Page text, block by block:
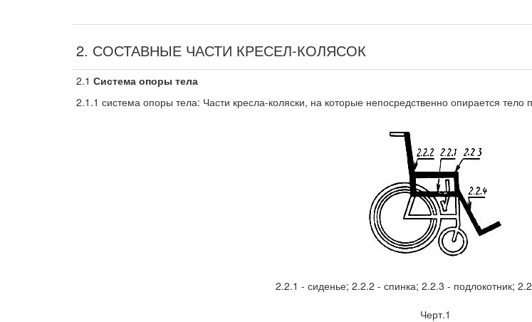
2. СОСТАВНЫЕ ЧАСТИ КРЕСЕЛ-КОЛЯСОК
2.1 Система опоры тела
2.1.1 система опоры тела: Части кресла-коляски, на которые непосредственно опирается тело
2.2.1 - сиденье; 2.2.2 - спинка; 2.2.3 - подлокотник;
Черт.1